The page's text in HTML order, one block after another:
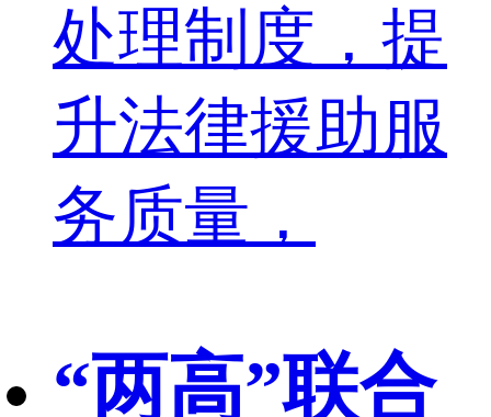
处理制度，提
升法律援助服
务质量，
“两高”联合